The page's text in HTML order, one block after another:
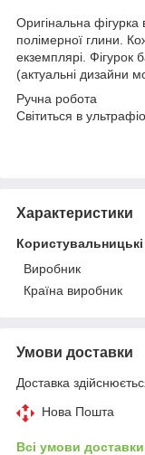
Оригінальна
полімерної глини.
екземплярі. Фігурок
(актуальні дизайни
Ручна робота
Світиться в
Характеристики
Виробник
Країна виробник
Умови доставки
Доставка
Нова Пошта
Всі умови доставки